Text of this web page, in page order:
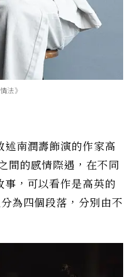
法》
述南潤壽飾演的作家高
間的感情際遇，在不同
事，可以看作是高英的
為四個段落，分別由不